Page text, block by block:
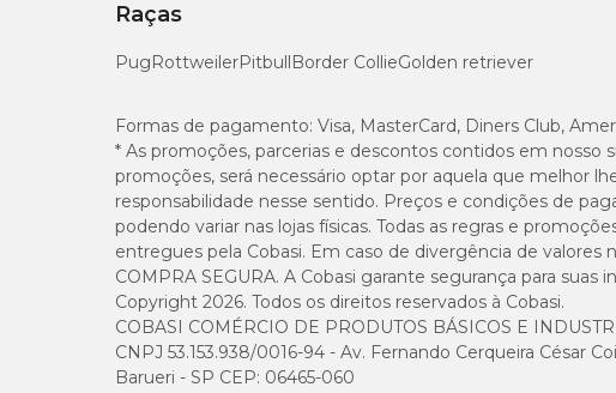
Raças
PugRottweilerPitbullBorder CollieGolden retriever
Formas de pagamento: Visa, MasterCard, Diners Club,
* As promoções, parcerias e descontos contidos em nosso
promoções, será necessário optar por aquela que melhor
responsabilidade nesse sentido. Preços e condições de
podendo variar nas lojas físicas. Todas as regras e
entregues pela Cobasi. Em caso de divergência de valores
COMPRA SEGURA. A Cobasi garante segurança para suas
Copyright 2026. Todos os direitos reservados à Cobasi.
COBASI COMÉRCIO DE PRODUTOS BÁSICOS E
CNPJ 53.153.938/0016-94 - Av. Fernando Cerqueira César
Barueri - SP CEP: 06465-060